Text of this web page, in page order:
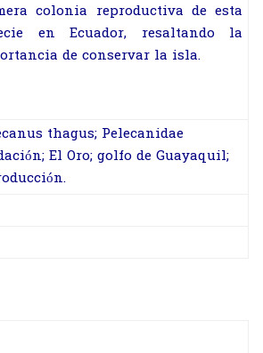
colonia reproductiva de esta
en Ecuador, resaltando la
de conservar la isla.
thagus; Pelecanidae
El Oro; golfo de Guayaquil;